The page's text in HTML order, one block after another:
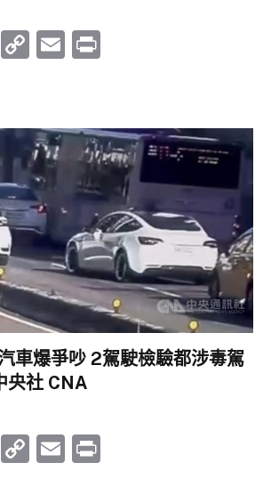
W C
y
Li
n
k
E
l
車爆爭吵 2駕駛檢驗都涉毒駕
央社 CNA
W C E